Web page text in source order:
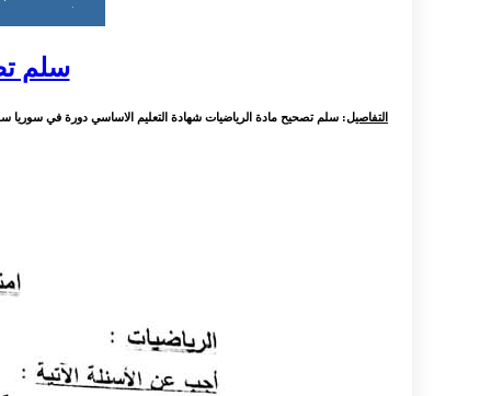
سلم تصحيح
التفاصيل: سلم تصحيح مادة الرياضيات شهادة التعليم الاساسي دورة في سوريا